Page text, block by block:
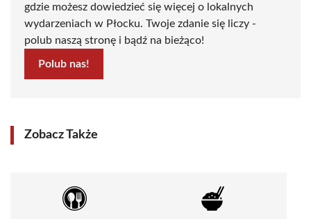
gdzie możesz dowiedzieć się więcej o lokalnych
wydarzeniach w Płocku. Twoje zdanie się liczy -
polub naszą stronę i bądź na bieżąco!
Polub nas!
Zobacz Także